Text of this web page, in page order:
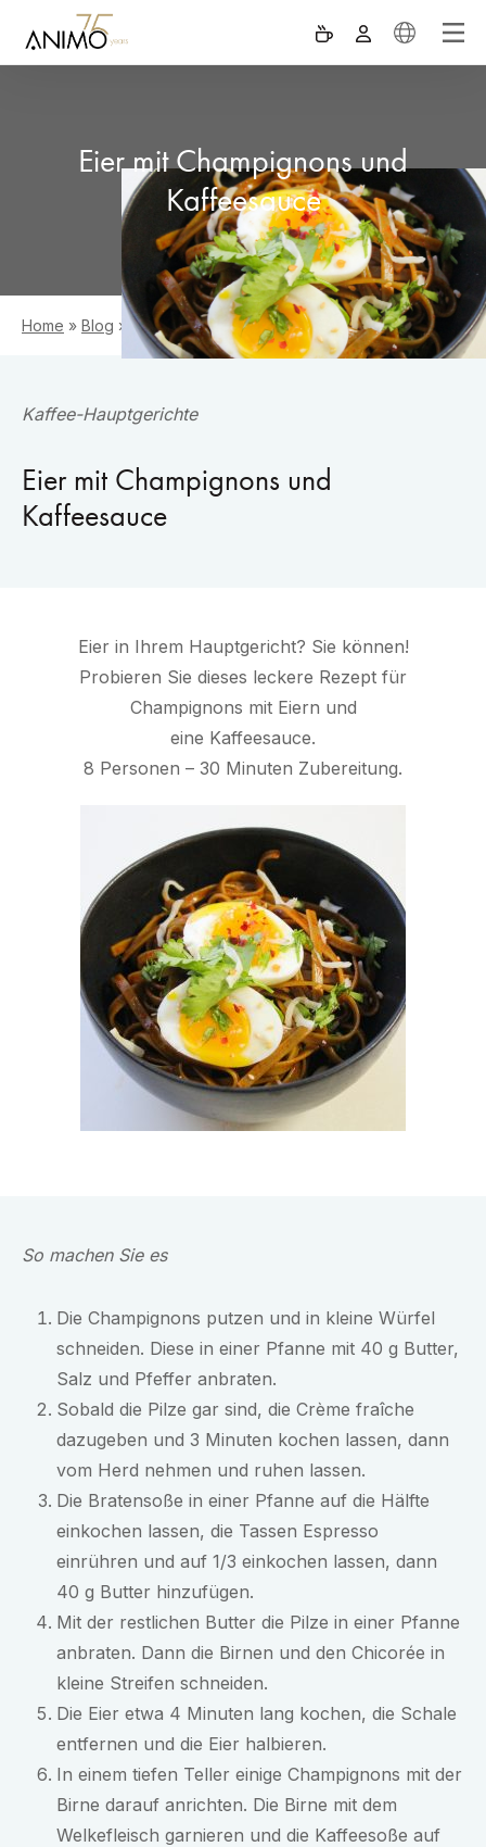
Eier mit Champignons und
Kaffeesauce
Home » Blog »Eier mit Champignons und Kaffeesauce
Kaffee-Hauptgerichte
Eier mit Champignons und
Kaffeesauce
Eier in Ihrem Hauptgericht? Sie können!
Probieren Sie dieses leckere Rezept für
Champignons mit Eiern und
eine Kaffeesauce.
8 Personen – 30 Minuten Zubereitung.
So machen Sie es
Die Champignons putzen und in kleine Würfel
schneiden. Diese in einer Pfanne mit 40 g Butter,
Salz und Pfeffer anbraten.
Sobald die Pilze gar sind, die Crème fraîche
dazugeben und 3 Minuten kochen lassen, dann
vom Herd nehmen und ruhen lassen.
Die Bratensoße in einer Pfanne auf die Hälfte
einkochen lassen, die Tassen Espresso
einrühren und auf 1/3 einkochen lassen, dann
40 g Butter hinzufügen.
Mit der restlichen Butter die Pilze in einer Pfanne
anbraten. Dann die Birnen und den Chicorée in
kleine Streifen schneiden.
Die Eier etwa 4 Minuten lang kochen, die Schale
entfernen und die Eier halbieren.
In einem tiefen Teller einige Champignons mit der
Birne darauf anrichten. Die Birne mit dem
Welkefleisch garnieren und die Kaffeesoße auf